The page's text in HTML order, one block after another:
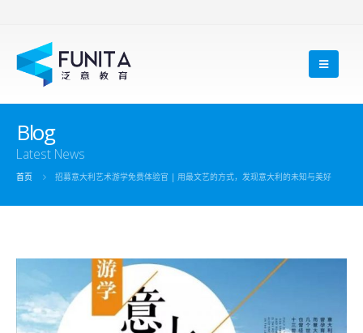
Blog
Latest News
首页 招募意大利艺术游学免费体验官 | 用最文艺的方式，发现意大利的未知与美好